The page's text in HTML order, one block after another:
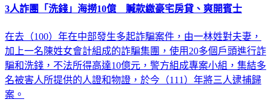
3人詐團「洗錢」海撈10億 贓款繳豪宅房貸、爽開賓士
在去（100）年在中部發生多起詐騙案件，由一林姓對夫妻，
加上一名陳姓女會計組成的詐騙集團，使用20多個戶頭進行詐
騙和洗錢，不法所得高達10億元，警方組成專案小組，集結多
名被害人所提供的人證和物證，於今（111）年將三人逮捕歸
案。